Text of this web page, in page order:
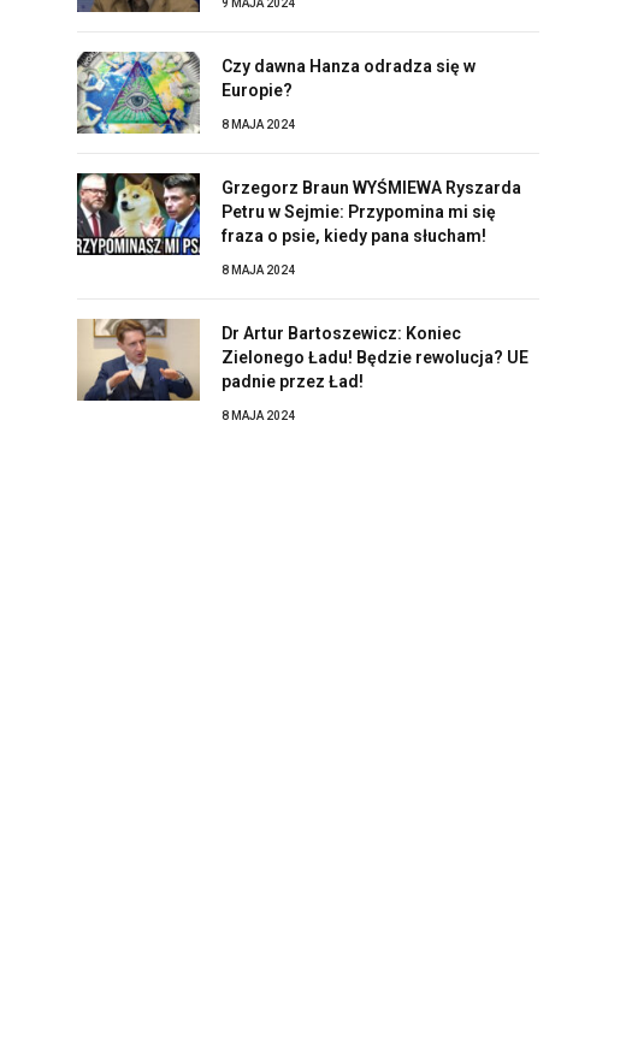
9 MAJA 2024
Czy dawna Hanza odradza się w
Europie?
8 MAJA 2024
Grzegorz Braun WYŚMIEWA Ryszarda
Petru w Sejmie: Przypomina mi się
fraza o psie, kiedy pana słucham!
8 MAJA 2024
Dr Artur Bartoszewicz: Koniec
Zielonego Ładu! Będzie rewolucja? UE
padnie przez Ład!
8 MAJA 2024